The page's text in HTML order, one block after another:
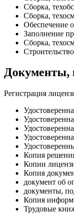
Сборка,
Сборка,
Обеспечение
Заполнение
Сборка,
Документы,
Регистрация
Копия
Копии
Копия
документ об
документы,
Копия
Трудовые